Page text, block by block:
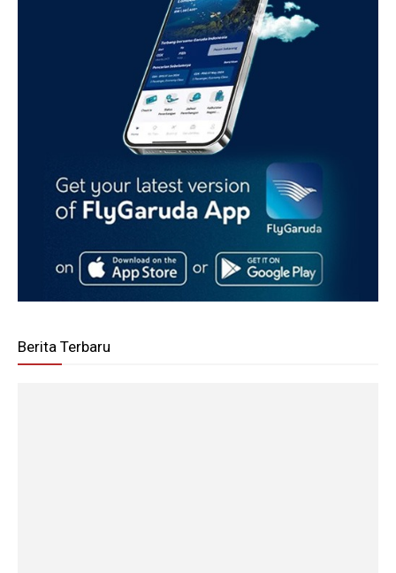
Berita Terbaru